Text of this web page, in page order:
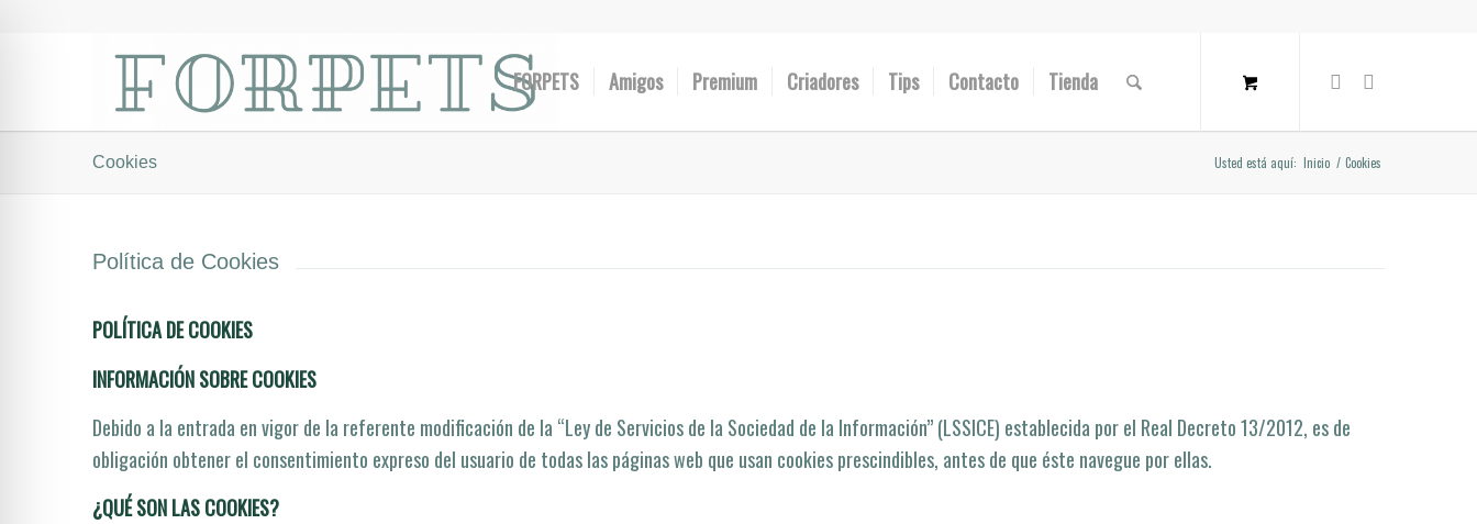
FORPETS Amigos Premium Criadores Tips Contacto Tienda
Cookies Usted está aquí: Inicio / Cookies
Política de Cookies
POLÍTICA DE COOKIES
INFORMACIÓN SOBRE COOKIES
Debido a la entrada en vigor de la referente modificación de la “Ley de Servicios de la Sociedad de la Información” (LSSICE) establecida por el Real Decreto 13/2012, es de
obligación obtener el consentimiento expreso del usuario de todas las páginas web que usan cookies prescindibles, antes de que éste navegue por ellas.
¿QUÉ SON LAS COOKIES?